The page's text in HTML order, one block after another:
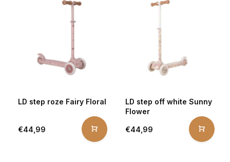
LD step roze Fairy Floral
€44,99
LD step off white Sunny
Flower
€44,99